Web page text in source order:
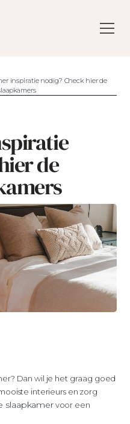
inspiratie nodig? Check hier de
de
Dan wil je het graag goed
interieurs en zorg
slaapkamervoor een